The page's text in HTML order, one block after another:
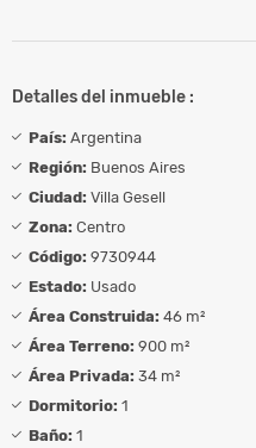
Detalles del inmueble :
País: Argentina
Región: Buenos Aires
Ciudad: Villa Gesell
Zona: Centro
Código: 9730944
Estado: Usado
Área Construida: 46 m²
Área Terreno: 900 m²
Área Privada: 34 m²
Dormitorio: 1
Baño: 1